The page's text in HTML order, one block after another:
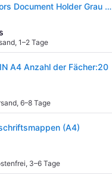
Leitz Pp 20 Separators Document Holder Grau Kinder
, 1–2 Tage
A4 Anzahl der Fächer:20
, 6–8 Tage
(A4)
, 3–6 Tage